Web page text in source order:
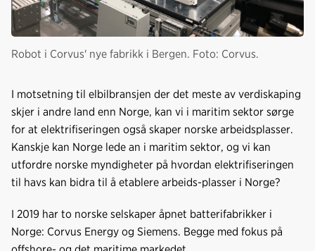
Robot i Corvus' nye fabrikk i Bergen. Foto: Corvus.
I motsetning til elbilbransjen der det meste av verdiskaping
skjer i andre land enn Norge, kan vi i maritim sektor sørge
for at elektrifiseringen også skaper norske arbeidsplasser.
Kanskje kan Norge lede an i maritim sektor, og vi kan
utfordre norske myndigheter på hvordan elektrifiseringen
til havs kan bidra til å etablere arbeids-plasser i Norge?
I 2019 har to norske selskaper åpnet batterifabrikker i
Norge: Corvus Energy og Siemens. Begge med fokus på